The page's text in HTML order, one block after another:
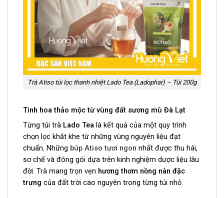
Trà Atiso túi lọc thanh nhiệt Lado Tea (Ladophar) – Túi 200g
Tinh hoa thảo mộc từ vùng đất sương mù Đà Lạt
Từng túi trà Lado Tea là kết quả của một quy trình
chọn lọc khắt khe từ những vùng nguyên liệu đạt
chuẩn. Những búp Atiso tươi ngon nhất được thu hái,
sơ chế và đóng gói dựa trên kinh nghiệm dược liệu lâu
đời. Trà mang trọn vẹn hương thơm nồng nàn đặc
trưng của đất trời cao nguyên trong từng túi nhỏ.